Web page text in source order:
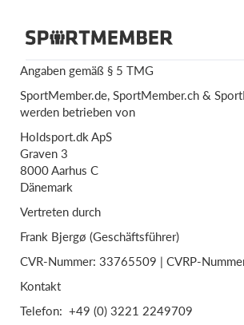
Über SportMember
Über uns
Triff uns
Karriere
Mitgliedsbeitrag
Homepage erstellen
Vereins App
IMPRESSUM
Angaben gemäß § 5 TMG
SportMember.de, SportMember.ch &
werden betrieben von
Holdsport.dk ApS
Graven 3
8000 Aarhus C
Dänemark
Vertreten durch
Frank Bjergø (Geschäftsführer)
CVR-Nummer: 33765509 | CVRP-
Kontakt
Telefon: +49 (0) 3221 2249709